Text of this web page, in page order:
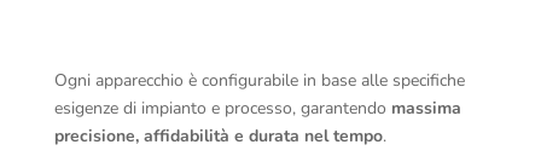
Ogni apparecchio è configurabile in base alle specifiche
esigenze di impianto e processo, garantendo massima
precisione, affidabilità e durata nel tempo.